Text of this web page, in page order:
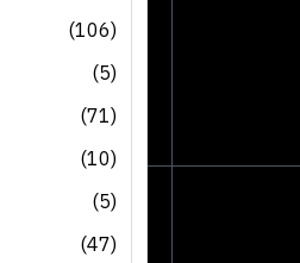
(106)
(5)
(71)
(10)
(5)
(47)